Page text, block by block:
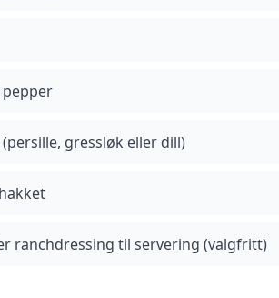
gressløk eller dill)
ranchdressing til servering (valgfritt)